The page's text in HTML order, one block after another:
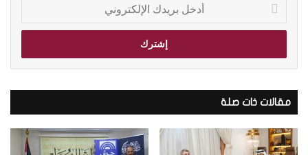
خ
ب
ر
ي
د
ك
ا
ل
مقالات ذات صلة